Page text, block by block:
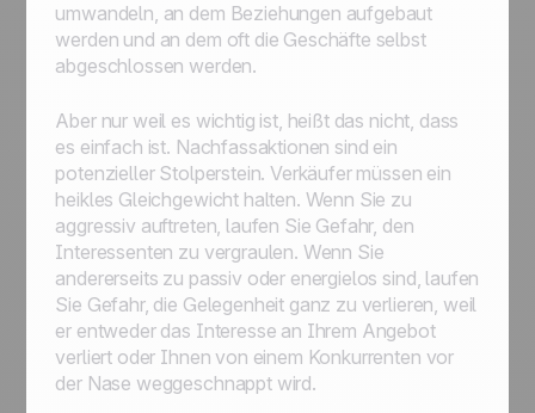
umwandeln, an dem Beziehungen aufgebaut
werden und an dem oft die Geschäfte selbst
abgeschlossen werden.
Aber nur weil es wichtig ist, heißt das nicht, dass
es einfach ist. Nachfassaktionen sind ein
potenzieller Stolperstein. Verkäufer müssen ein
heikles Gleichgewicht halten. Wenn Sie zu
aggressiv auftreten, laufen Sie Gefahr, den
Interessenten zu vergraulen. Wenn Sie
andererseits zu passiv oder energielos sind, laufen
Sie Gefahr, die Gelegenheit ganz zu verlieren, weil
er entweder das Interesse an Ihrem Angebot
verliert oder Ihnen von einem Konkurrenten vor
der Nase weggeschnappt wird.